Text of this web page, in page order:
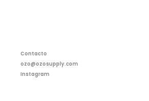
Contacto
ozo@ozosupply.com
Instagram